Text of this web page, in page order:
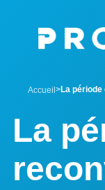
Accueil La
La